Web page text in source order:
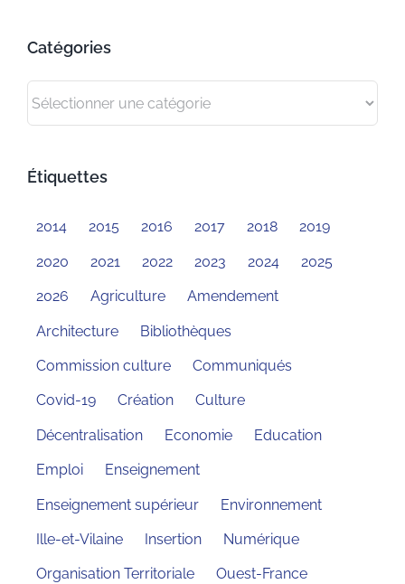
Catégories
Étiquettes
2014 2015 2016 2017 2018 2019
2020 2021 2022 2023 2024 2025
2026 Agriculture Amendement
Architecture Bibliothèques
Commission culture Communiqués
Covid-19 Création Culture
Décentralisation Economie Education
Emploi Enseignement
Enseignement supérieur Environnement
Ille-et-Vilaine Insertion Numérique
Organisation Territoriale Ouest-France